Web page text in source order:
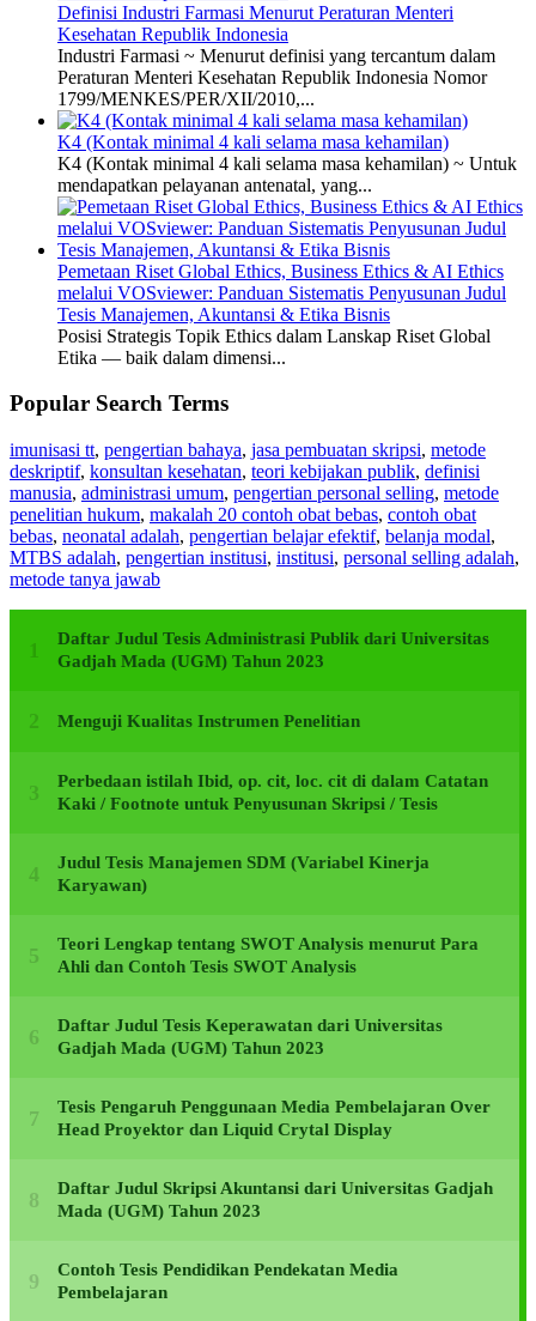
Definisi Industri Farmasi Menurut Peraturan Menteri
Kesehatan Republik Indonesia
Industri Farmasi ~ Menurut definisi yang tercantum dalam
Peraturan Menteri Kesehatan Republik Indonesia Nomor
1799/MENKES/PER/XII/2010,...
K4 (Kontak minimal 4 kali selama masa kehamilan)
K4 (Kontak minimal 4 kali selama masa kehamilan) ~ Untuk
mendapatkan pelayanan antenatal, yang...
Pemetaan Riset Global Ethics, Business Ethics & AI Ethics
melalui VOSviewer: Panduan Sistematis Penyusunan Judul
Tesis Manajemen, Akuntansi & Etika Bisnis
Posisi Strategis Topik Ethics dalam Lanskap Riset Global
Etika — baik dalam dimensi...
Popular Search Terms
imunisasi tt, pengertian bahaya, jasa pembuatan skripsi, metode
deskriptif, konsultan kesehatan, teori kebijakan publik, definisi
manusia, administrasi umum, pengertian personal selling, metode
penelitian hukum, makalah 20 contoh obat bebas, contoh obat
bebas, neonatal adalah, pengertian belajar efektif, belanja modal,
MTBS adalah, pengertian institusi, institusi, personal selling adalah,
metode tanya jawab
Daftar Judul Tesis Administrasi Publik dari Universitas
Gadjah Mada (UGM) Tahun 2023
Menguji Kualitas Instrumen Penelitian
Perbedaan istilah Ibid, op. cit, loc. cit di dalam Catatan
Kaki / Footnote untuk Penyusunan Skripsi / Tesis
Judul Tesis Manajemen SDM (Variabel Kinerja
Karyawan)
Teori Lengkap tentang SWOT Analysis menurut Para
Ahli dan Contoh Tesis SWOT Analysis
Daftar Judul Tesis Keperawatan dari Universitas
Gadjah Mada (UGM) Tahun 2023
Tesis Pengaruh Penggunaan Media Pembelajaran Over
Head Proyektor dan Liquid Crytal Display
Daftar Judul Skripsi Akuntansi dari Universitas Gadjah
Mada (UGM) Tahun 2023
Contoh Tesis Pendidikan Pendekatan Media
Pembelajaran